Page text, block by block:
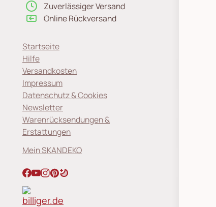
Zuverlässiger Versand
Online Rückversand
Startseite
Hilfe
Versandkosten
Impressum
Datenschutz & Cookies
Newsletter
Warenrücksendungen &
Erstattungen
Mein SKANDEKO